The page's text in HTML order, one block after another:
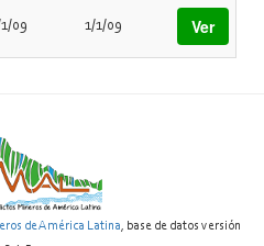
09 1/1/09 Ver
de América Latina, base de datos versión